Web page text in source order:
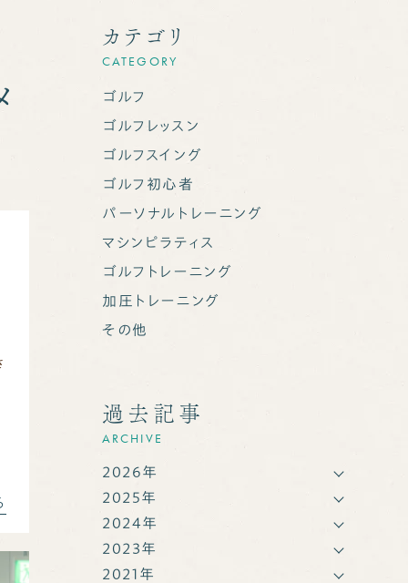
カテゴリ
CATEGORY
ゴルフ
ゴルフレッスン
ゴルフスイング
ゴルフ初心者
パーソナルトレーニング
マシンピラティス
ゴルフトレーニング
加圧トレーニング
その他
過去記事
ARCHIVE
2026年
2025年
2024年
2023年
2021年